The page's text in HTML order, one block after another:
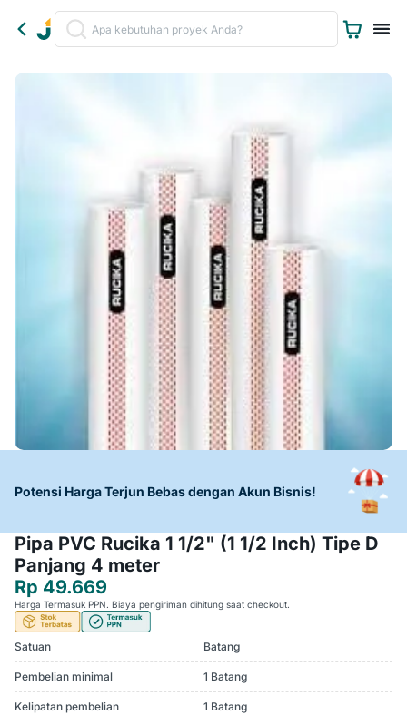
Potensi Harga Terjun Bebas dengan Akun Bisnis!
Pipa PVC Rucika 1 1/2" (1 1/2 Inch) Tipe D
Panjang 4 meter
Rp 49.669
Harga Termasuk PPN. Biaya pengiriman dihitung saat checkout.
Satuan Batang
Pembelian minimal 1 Batang
Kelipatan pembelian 1 Batang